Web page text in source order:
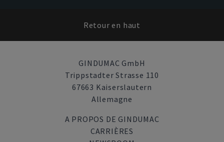
Retour en haut
GINDUMAC GmbH
Trippstadter Strasse 110
67663 Kaiserslautern
Allemagne
A PROPOS DE GINDUMAC
CARRIÈRES